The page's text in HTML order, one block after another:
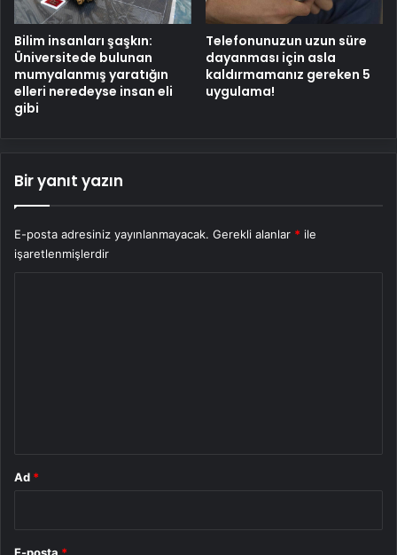
Bilim insanları şaşkın:
Üniversitede bulunan
mumyalanmış yaratığın
elleri neredeyse insan eli
gibi
Telefonunuzun uzun süre
dayanması için asla
kaldırmamanız gereken 5
uygulama!
Bir yanıt yazın
E-posta adresiniz yayınlanmayacak. Gerekli alanlar * ile
işaretlenmişlerdir
Ad *